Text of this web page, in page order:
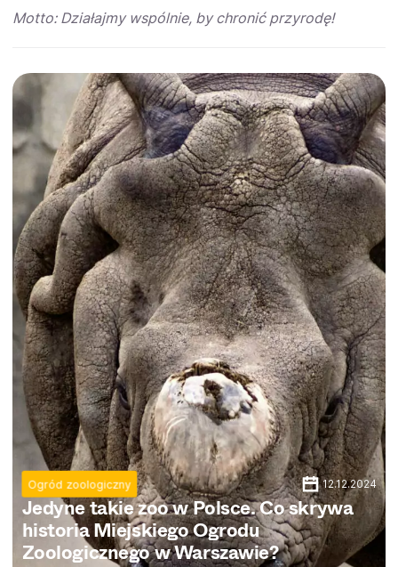
Motto: Działajmy wspólnie, by chronić przyrodę!
12.12.2024
Ogród zoologiczny
Jedyne takie zoo w Polsce. Co skrywa
historia Miejskiego Ogrodu
Zoologicznego w Warszawie?